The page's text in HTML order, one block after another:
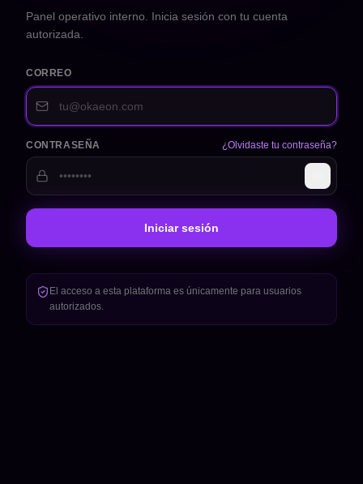
Panel operativo interno. Inicia sesión con tu cuenta
autorizada.
CORREO
CONTRASEÑA ¿Olvidaste tu contraseña?
Iniciar sesión
El acceso a esta plataforma es únicamente para usuarios
autorizados.